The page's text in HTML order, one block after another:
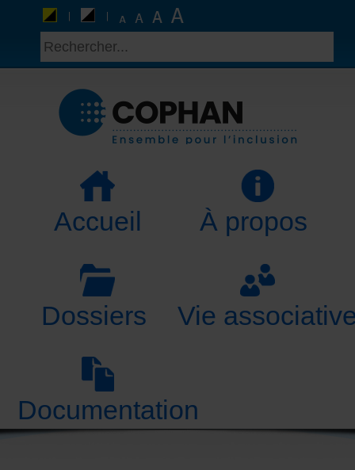
Accueil À propos
Dossiers Vie
Documentation